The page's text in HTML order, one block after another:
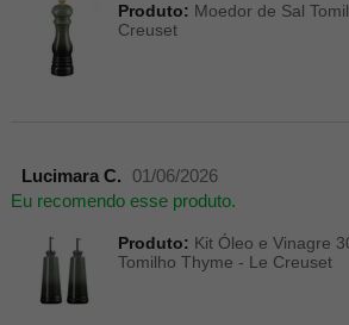
Produto: Moedor de Sal
Creuset
Lucimara C.
01/06/2026
Eu recomendo esse produto.
Produto: Kit Óleo e Vinagre
Tomilho Thyme - Le Creuset